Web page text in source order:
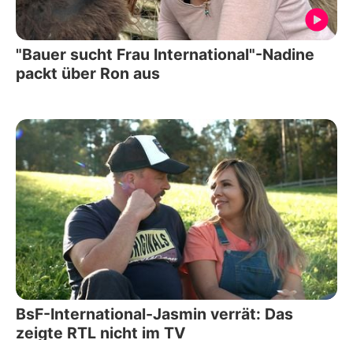
"Bauer sucht Frau International"-Nadine
packt über Ron aus
BsF-International-Jasmin verrät: Das
zeigte RTL nicht im TV